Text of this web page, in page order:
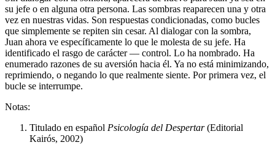
su jefe o en alguna otra persona. Las sombras reaparecen una y otra
vez en nuestras vidas. Son respuestas condicionadas, como bucles
que simplemente se repiten sin cesar. Al dialogar con la sombra,
Juan ahora ve específicamente lo que le molesta de su jefe. Ha
identificado el rasgo de carácter ― control. Lo ha nombrado. Ha
enumerado razones de su aversión hacia él. Ya no está minimizando,
reprimiendo, o negando lo que realmente siente. Por primera vez, el
bucle se interrumpe.
Notas:
Titulado en español Psicología del Despertar(Editorial
Kairós, 2002)